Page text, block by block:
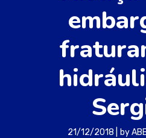
21/12/2018 by